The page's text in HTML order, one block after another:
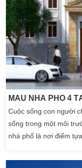
MẪU NHÀ PHỐ 4
Cuộc sống con người
sống trong một môi
nhà phố là nơi điểm
nhiều người lựa chọn